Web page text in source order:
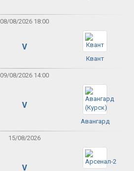
08/08/2026 18:00
V
Квант
09/08/2026 14:00
V
Авангард
15/08/2026
V